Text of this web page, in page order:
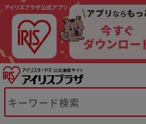
※ご確認ください